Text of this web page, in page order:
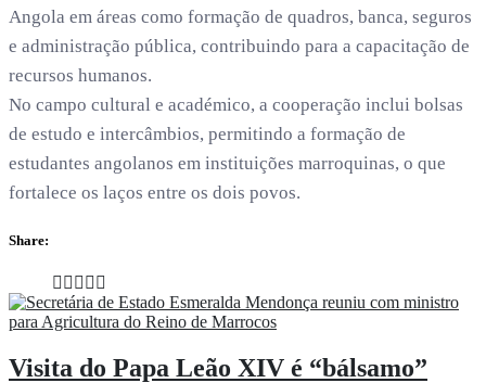
Angola em áreas como formação de quadros, banca, seguros
e administração pública, contribuindo para a capacitação de
recursos humanos.
No campo cultural e académico, a cooperação inclui bolsas
de estudo e intercâmbios, permitindo a formação de
estudantes angolanos em instituições marroquinas, o que
fortalece os laços entre os dois povos.
Share:
Visita do Papa Leão XIV é “bálsamo”